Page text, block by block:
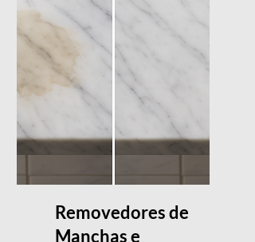
Removedores de
Manchas e